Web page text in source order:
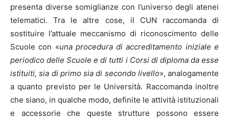
presenta diverse somiglianze con l’universo degli atenei
telematici. Tra le altre cose, il CUN raccomanda di
sostituire l’attuale meccanismo di riconoscimento delle
Scuole con «una procedura di accreditamento iniziale e
periodico delle Scuole e di tutti i Corsi di diploma da esse
istituiti, sia di primo sia di secondo livello», analogamente
a quanto previsto per le Università. Raccomanda inoltre
che siano, in qualche modo, definite le attività istituzionali
e accessorie che queste strutture possono essere